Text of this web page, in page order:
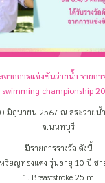
จากการแข่งขันว่ายน้ำ รายก
swimming championship
มิถุนายน 2567 ณ สระว่ายน้ำ
จ.นนทบุรี
มีรายการรางวัล ดังนี้
หรียญทองแดง รุ่นอายุ 10 ปี ชา
1. Breaststroke 25 m